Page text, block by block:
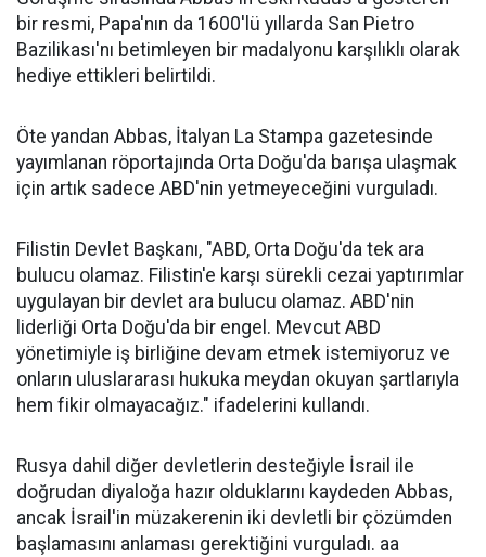
bir resmi, Papa'nın da 1600'lü yıllarda San Pietro
Bazilikası'nı betimleyen bir madalyonu karşılıklı olarak
hediye ettikleri belirtildi.
Öte yandan Abbas, İtalyan La Stampa gazetesinde
yayımlanan röportajında Orta Doğu'da barışa ulaşmak
için artık sadece ABD'nin yetmeyeceğini vurguladı.
Filistin Devlet Başkanı, "ABD, Orta Doğu'da tek ara
bulucu olamaz. Filistin'e karşı sürekli cezai yaptırımlar
uygulayan bir devlet ara bulucu olamaz. ABD'nin
liderliği Orta Doğu'da bir engel. Mevcut ABD
yönetimiyle iş birliğine devam etmek istemiyoruz ve
onların uluslararası hukuka meydan okuyan şartlarıyla
hem fikir olmayacağız." ifadelerini kullandı.
Rusya dahil diğer devletlerin desteğiyle İsrail ile
doğrudan diyaloğa hazır olduklarını kaydeden Abbas,
ancak İsrail'in müzakerenin iki devletli bir çözümden
başlamasını anlaması gerektiğini vurguladı. aa